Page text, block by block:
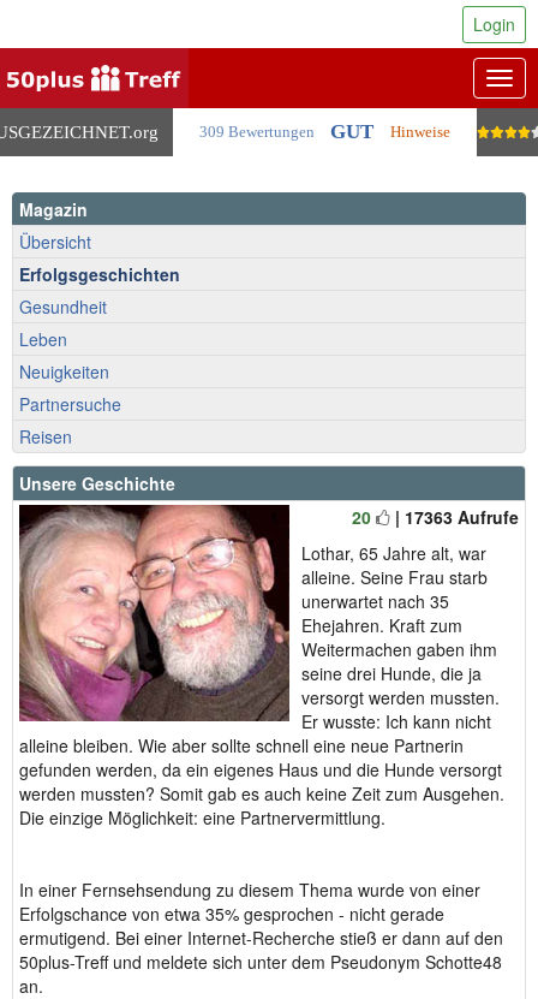
.org 309 Bewertungen GUT Hinweise
Login
Magazin
Übersicht
Erfolgsgeschichten
Gesundheit
Leben
Neuigkeiten
Partnersuche
Reisen
Unsere Geschichte
20
| 17363 Aufrufe
Lothar, 65 Jahre alt, war
alleine. Seine Frau starb
unerwartet nach 35
Ehejahren. Kraft zum
Weitermachen gaben ihm
seine drei Hunde, die ja
versorgt werden mussten.
Er wusste: Ich kann nicht
alleine bleiben. Wie aber sollte schnell eine neue Partnerin
gefunden werden, da ein eigenes Haus und die Hunde versorgt
werden mussten? Somit gab es auch keine Zeit zum Ausgehen.
Die einzige Möglichkeit: eine Partnervermittlung.
In einer Fernsehsendung zu diesem Thema wurde von einer
Erfolgschance von etwa 35% gesprochen - nicht gerade
ermutigend. Bei einer Internet-Recherche stieß er dann auf den
50plus-Treff und meldete sich unter dem Pseudonym Schotte48
an.